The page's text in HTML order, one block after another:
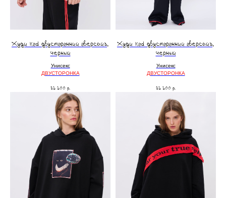
Худи kоd двусторонний оверсайз,
черный
Унисекс
ДВУСТОРОНКА
32 200 р.
Худи kоd двусторонний оверсайз,
черный
Унисекс
ДВУСТОРОНКА
32 200 р.